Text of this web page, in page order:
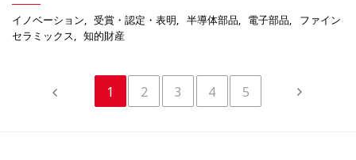
イノベーション 受賞・認定・表明 半導体部品 電子部品
ファイン
セラミックス
知的財産
1 2 3 4 5